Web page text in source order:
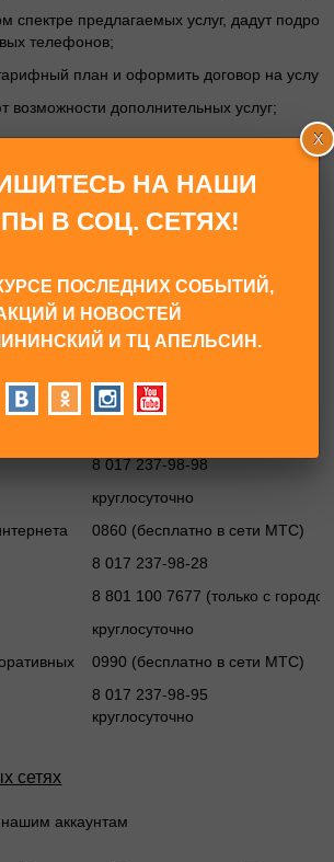
спектре предлагаемых услуг, дадут
телефонов;
план и оформить договор на услуги
возможности дополнительных услуг;
новую услугу, выяснить вопросы
авансовый платеж.
абонентов МТС вы всегда можете
или проблемы? Вы найдёте ответы и
8 017 237-98-98
круглосуточно
0860 (бесплатно в сети МТС)
8 017 237-98-28
8 801 100 7677 (только с
круглосуточно
0990 (бесплатно в сети МТС)
8 017 237-98-95
круглосуточно
сетях
аккаунтам
НА НАШИ
В СОЦ. СЕТЯХ!
ПОСЛЕДНИХ СОБЫТИЙ,
И НОВОСТЕЙ
И ТЦ АПЕЛЬСИН.